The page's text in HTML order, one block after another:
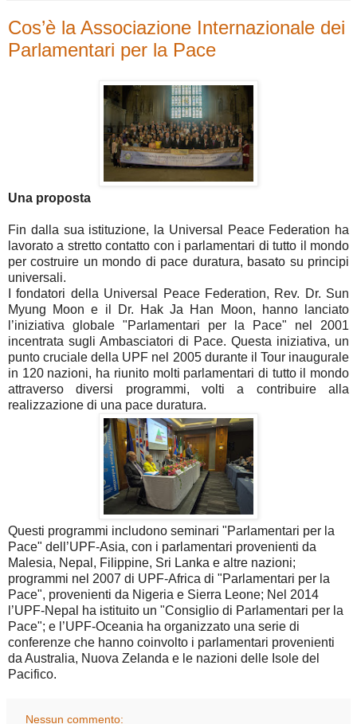
Cos’è la Associazione Internazionale dei
Parlamentari per la Pace
Una proposta
Fin dalla sua istituzione, la Universal Peace Federation ha
lavorato a stretto contatto con i parlamentari di tutto il mondo
per costruire un mondo di pace duratura, basato su principi
universali.
I fondatori della Universal Peace Federation, Rev. Dr. Sun
Myung Moon e il Dr. Hak Ja Han Moon, hanno lanciato
l’iniziativa globale "Parlamentari per la Pace" nel 2001
incentrata sugli Ambasciatori di Pace. Questa iniziativa, un
punto cruciale della UPF nel 2005 durante il Tour inaugurale
in 120 nazioni, ha riunito molti parlamentari di tutto il mondo
attraverso diversi programmi, volti a contribuire alla
realizzazione di una pace duratura.
Questi programmi includono seminari "Parlamentari per la
Pace" dell’UPF-Asia, con i parlamentari provenienti da
Malesia, Nepal, Filippine, Sri Lanka e altre nazioni;
programmi nel 2007 di UPF-Africa di "Parlamentari per la
Pace", provenienti da Nigeria e Sierra Leone; Nel 2014
l’UPF-Nepal ha istituito un "Consiglio di Parlamentari per la
Pace"; e l’UPF-Oceania ha organizzato una serie di
conferenze che hanno coinvolto i parlamentari provenienti
da Australia, Nuova Zelanda e le nazioni delle Isole del
Pacifico.
Nessun commento: